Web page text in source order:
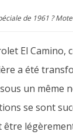
de 1961 ?
El Camino,
a été
un même
se sont
être